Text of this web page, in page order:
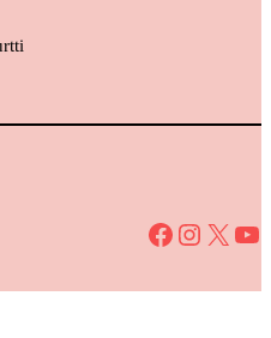
Facebook Instagram X YouTube